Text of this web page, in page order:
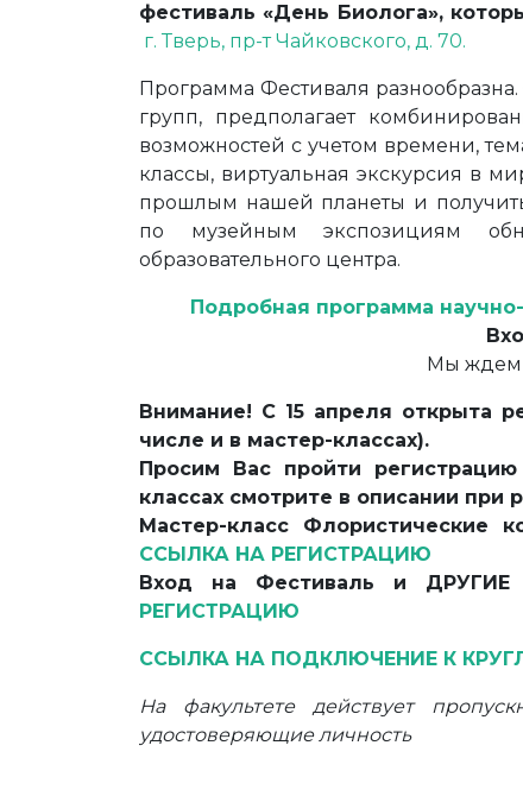
фестиваль «День Биолога»,
г. Тверь, пр-т Чайковского, д. 70.
Программа Фестиваля
групп, предполагает
возможностей с учетом времени,
классы, виртуальная экскурсия в
прошлым нашей планеты и
по музейным экспозициям
образовательного центра.
Подробная программа
Мы ждем
Внимание! С 15 апреля открыта
числе и в мастер-классах).
Просим Вас пройти
классах смотрите в описании при
Мастер-класс Флористические
ССЫЛКА НА РЕГИСТРАЦИЮ
Вход на Фестиваль и ДРУГИЕ
РЕГИСТРАЦИЮ
ССЫЛКА НА ПОДКЛЮЧЕНИЕ К
На факультете действует
удостоверяющие личность